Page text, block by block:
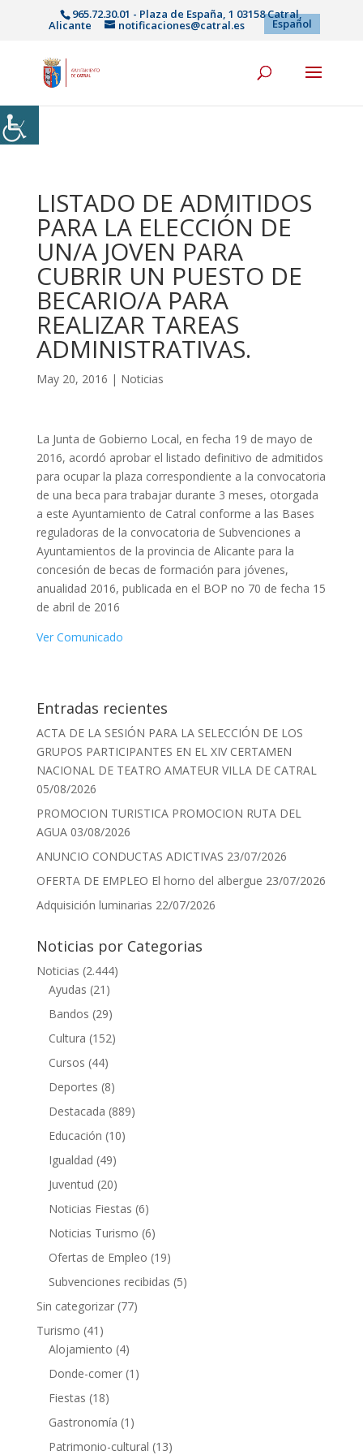
965.72.30.01 - Plaza de España, 1 03158 Catral,
Alicante notificaciones@catral.es Español
LISTADO DE ADMITIDOS
PARA LA ELECCIÓN DE
UN/A JOVEN PARA
CUBRIR UN PUESTO DE
BECARIO/A PARA
REALIZAR TAREAS
ADMINISTRATIVAS.
May 20, 2016 | Noticias
La Junta de Gobierno Local, en fecha 19 de mayo de
2016, acordó aprobar el listado definitivo de admitidos
para ocupar la plaza correspondiente a la convocatoria
de una beca para trabajar durante 3 meses, otorgada
a este Ayuntamiento de Catral conforme a las Bases
reguladoras de la convocatoria de Subvenciones a
Ayuntamientos de la provincia de Alicante para la
concesión de becas de formación para jóvenes,
anualidad 2016, publicada en el BOP no 70 de fecha 15
de abril de 2016
Ver Comunicado
Entradas recientes
ACTA DE LA SESIÓN PARA LA SELECCIÓN DE LOS
GRUPOS PARTICIPANTES EN EL XIV CERTAMEN
NACIONAL DE TEATRO AMATEUR VILLA DE CATRAL
05/08/2026
PROMOCION TURISTICA PROMOCION RUTA DEL
AGUA 03/08/2026
ANUNCIO CONDUCTAS ADICTIVAS 23/07/2026
OFERTA DE EMPLEO El horno del albergue 23/07/2026
Adquisición luminarias 22/07/2026
Noticias por Categorias
Noticias (2.444)
Ayudas (21)
Bandos (29)
Cultura (152)
Cursos (44)
Deportes (8)
Destacada (889)
Educación (10)
Igualdad (49)
Juventud (20)
Noticias Fiestas (6)
Noticias Turismo (6)
Ofertas de Empleo (19)
Subvenciones recibidas (5)
Sin categorizar(77)
Turismo (41)
Alojamiento (4)
Donde-comer(1)
Fiestas (18)
Gastronomía (1)
Patrimonio-cultural (13)